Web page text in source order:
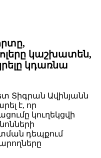
կաշխատեն,
կդառնա
Տիգրան Ավինյանն
է, որ
կուղեկցվի
դեպքում